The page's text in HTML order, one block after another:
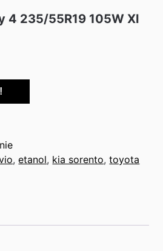
4 235/55R19 105W Xl
,etanol, kia sorento,toyota